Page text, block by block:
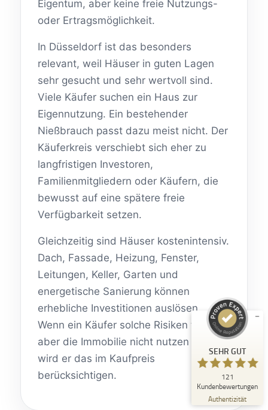
Eigentum, aber keine freie Nutzungs-
oder Ertragsmöglichkeit.
In Düsseldorf ist das besonders
relevant, weil Häuser in guten Lagen
sehr gesucht und sehr wertvoll sind.
Viele Käufer suchen ein Haus zur
Eigennutzung. Ein bestehender
Nießbrauch passt dazu meist nicht. Der
Käuferkreis verschiebt sich eher zu
langfristigen Investoren,
Familienmitgliedern oder Käufern, die
bewusst auf eine spätere freie
Verfügbarkeit setzen.
Gleichzeitig sind Häuser kostenintensiv.
Dach, Fassade, Heizung, Fenster,
Leitungen, Keller, Garten und
energetische Sanierung können
erhebliche Investitionen auslösen.
Wenn ein Käufer solche Risiken trägt,
aber die Immobilie nicht nutzen kann,
wird er das im Kaufpreis
berücksichtigen.
SEHR GUT
121
Kundenbewertungen
Authentizität
Kundenbewertungen und Erfahrungen zu
Immobilienmakler Michael Ruland
ProvenExpert.com
SEHR GUT
18
ProvenExpert.com
103
Bewertungen von
4
anderen Quellen
Blick aufs ProvenExpert-Profil werfen
06.08.2026